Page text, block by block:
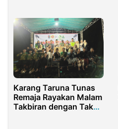
Dibayar?
Karang Taruna Tunas
Remaja Rayakan Malam
Takbiran dengan Takbir